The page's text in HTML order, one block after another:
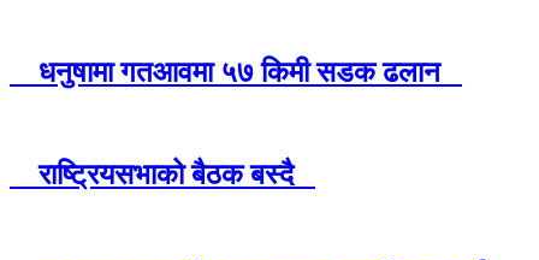
धनुषामा गतआवमा ५७ किमी सडक ढलान
राष्ट्रियसभाको बैठक बस्दै